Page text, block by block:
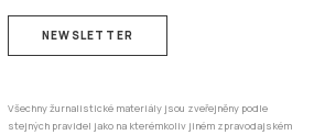
NEWSLETTER
Všechny žurnalistické materiály jsou zveřejněny podle
stejných pravidel jako na kterémkoliv jiném zpravodajském